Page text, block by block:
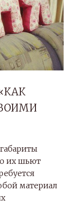
их шьют
материал